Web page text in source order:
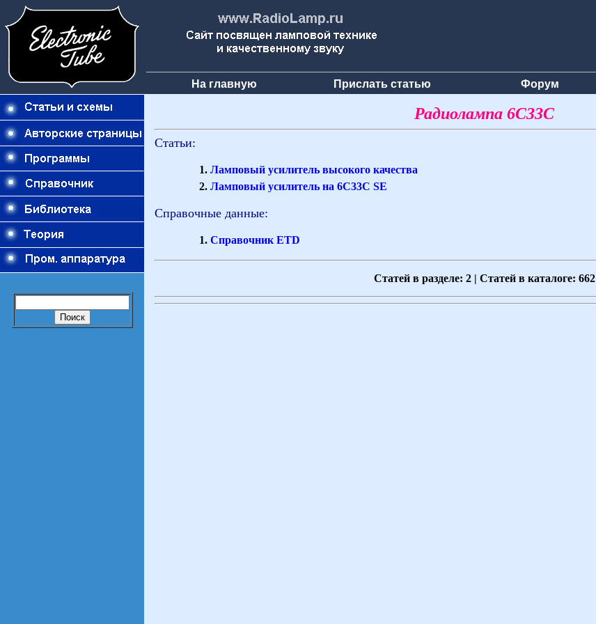
На главную Прислать статью Форум
Радиолампа 6С33С
Статьи:
Ламповый усилитель высокого качества
Ламповый усилитель на 6С33С SE
Справочные данные:
Справочник ETD
Статей в разделе: 2 | Статей в каталоге: 662